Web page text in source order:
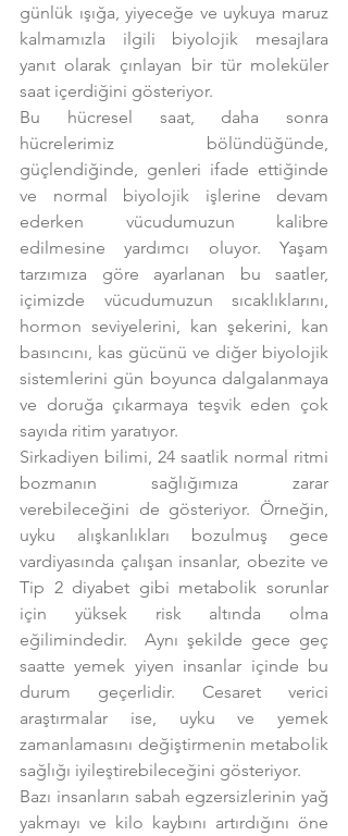
günlük ışığa, yiyeceğe ve uykuya maruz
kalmamızla ilgili biyolojik mesajlara
yanıt olarak çınlayan bir tür moleküler
saat içerdiğini gösteriyor.
Bu hücresel saat, daha sonra
hücrelerimiz bölündüğünde,
güçlendiğinde, genleri ifade ettiğinde
ve normal biyolojik işlerine devam
ederken vücudumuzun kalibre
edilmesine yardımcı oluyor. Yaşam
tarzımıza göre ayarlanan bu saatler,
içimizde vücudumuzun sıcaklıklarını,
hormon seviyelerini, kan şekerini, kan
basıncını, kas gücünü ve diğer biyolojik
sistemlerini gün boyunca dalgalanmaya
ve doruğa çıkarmaya teşvik eden çok
sayıda ritim yaratıyor.
Sirkadiyen bilimi, 24 saatlik normal ritmi
bozmanın sağlığımıza zarar
verebileceğini de gösteriyor. Örneğin,
uyku alışkanlıkları bozulmuş gece
vardiyasında çalışan insanlar, obezite ve
Tip 2 diyabet gibi metabolik sorunlar
için yüksek risk altında olma
eğilimindedir.  Aynı şekilde gece geç
saatte yemek yiyen insanlar içinde bu
durum geçerlidir. Cesaret verici
araştırmalar ise, uyku ve yemek
zamanlamasını değiştirmenin metabolik
sağlığı iyileştirebileceğini gösteriyor.
Bazı insanların sabah egzersizlerinin yağ
yakmayı ve kilo kaybını artırdığını öne